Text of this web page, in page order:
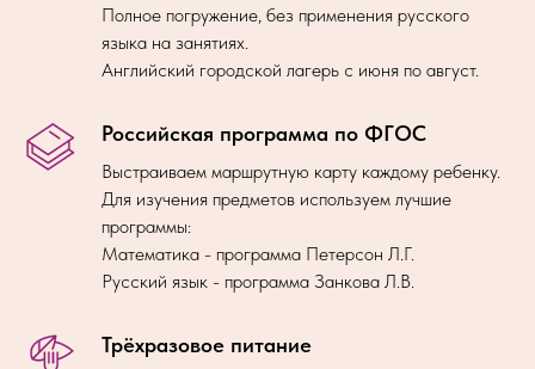
Полное погружение, без применения русского
языка на занятиях.
Английский городской лагерь с июня по август.
Российская программа по ФГОС
Выстраиваем маршрутную карту каждому ребенку.
Для изучения предметов используем лучшие
программы:
Математика - программа Петерсон Л.Г.
Русский язык - программа Занкова Л.В.
Трёхразовое питание